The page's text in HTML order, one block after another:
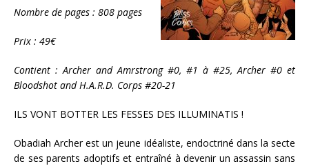
Nombre de pages : 808 pages
Prix : 49€
Contient : Archer and Amrstrong #0, #1 à #25, Archer #0 et
Bloodshot and H.A.R.D. Corps #20-21
ILS VONT BOTTER LES FESSES DES ILLUMINATIS !
Obadiah Archer est un jeune idéaliste, endoctriné dans la secte
de ses parents adoptifs et entraîné à devenir un assassin sans